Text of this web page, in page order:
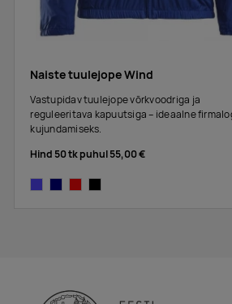
Naiste tuulejope Wind
Vastupidav tuulejope võrkvoodriga ja
reguleeritava kapuutsiga – ideaalne
kujundamiseks.
Hind 50 tk puhul55,00 €